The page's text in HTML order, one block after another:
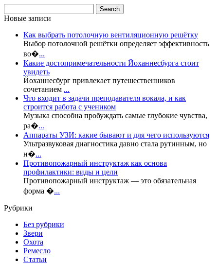
Новые записи
Как выбрать потолочную вентиляционную решётку
Выбор потолочной решётки определяет эффективность
во�...
Какие достопримечательности Йоханнесбурга стоит
увидеть
Йоханнесбург привлекает путешественников
сочетанием ...
Что входит в задачи преподавателя вокала, и как
строится работа с учеником
Музыка способна пробуждать самые глубокие чувства,
ра�...
Аппараты УЗИ: какие бывают и для чего используются
Ультразвуковая диагностика давно стала рутинным, но
н�...
Противопожарный инструктаж как основа
профилактики: виды и цели
Противопожарный инструктаж — это обязательная
форма �...
Рубрики
Без рубрики
Звери
Охота
Ремесло
Статьи